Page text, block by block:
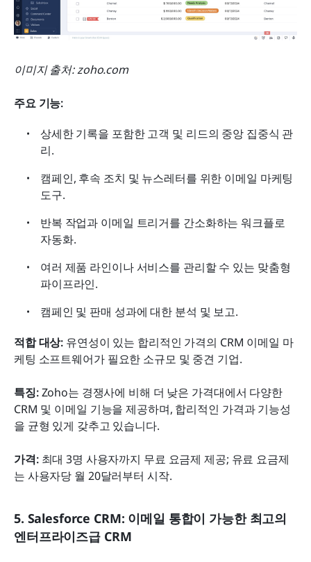
이미지 출처: zoho.com
주요 기능:
상세한 기록을 포함한 고객 및 리드의 중앙 집중식 관
리.
캠페인, 후속 조치 및 뉴스레터를 위한 이메일 마케팅
도구.
반복 작업과 이메일 트리거를 간소화하는 워크플로
자동화.
여러 제품 라인이나 서비스를 관리할 수 있는 맞춤형
파이프라인.
캠페인 및 판매 성과에 대한 분석 및 보고.
적합 대상: 유연성이 있는 합리적인 가격의 CRM 이메일 마
케팅 소프트웨어가 필요한 소규모 및 중견 기업.
특징: Zoho는 경쟁사에 비해 더 낮은 가격대에서 다양한
CRM 및 이메일 기능을 제공하며, 합리적인 가격과 기능성
을 균형 있게 갖추고 있습니다.
가격: 최대 3명 사용자까지 무료 요금제 제공; 유료 요금제
는 사용자당 월 20달러부터 시작.
5. Salesforce CRM: 이메일 통합이 가능한 최고의
엔터프라이즈급 CRM